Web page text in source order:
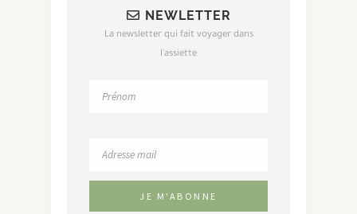
NEWLETTER
La newsletter qui fait voyager dans
l'assiette